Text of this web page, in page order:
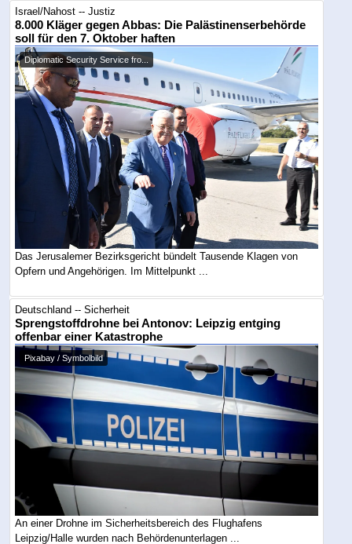
Israel/Nahost -- Justiz
8.000 Kläger gegen Abbas: Die Palästinenserbehörde
soll für den 7. Oktober haften
Diplomatic Security Service fro...
Das Jerusalemer Bezirksgericht bündelt Tausende Klagen von
Opfern und Angehörigen. Im Mittelpunkt ...
Deutschland -- Sicherheit
Sprengstoffdrohne bei Antonov: Leipzig entging
offenbar einer Katastrophe
Pixabay / Symbolbild
An einer Drohne im Sicherheitsbereich des Flughafens
Leipzig/Halle wurden nach Behördenunterlagen ...